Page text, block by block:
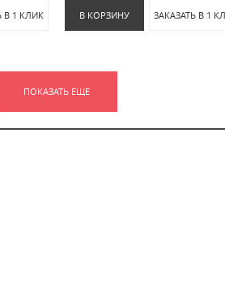
В 1 КЛИК В КОРЗИНУ ЗАКАЗАТЬ В 1
ПОКАЗАТЬ ЕЩЕ